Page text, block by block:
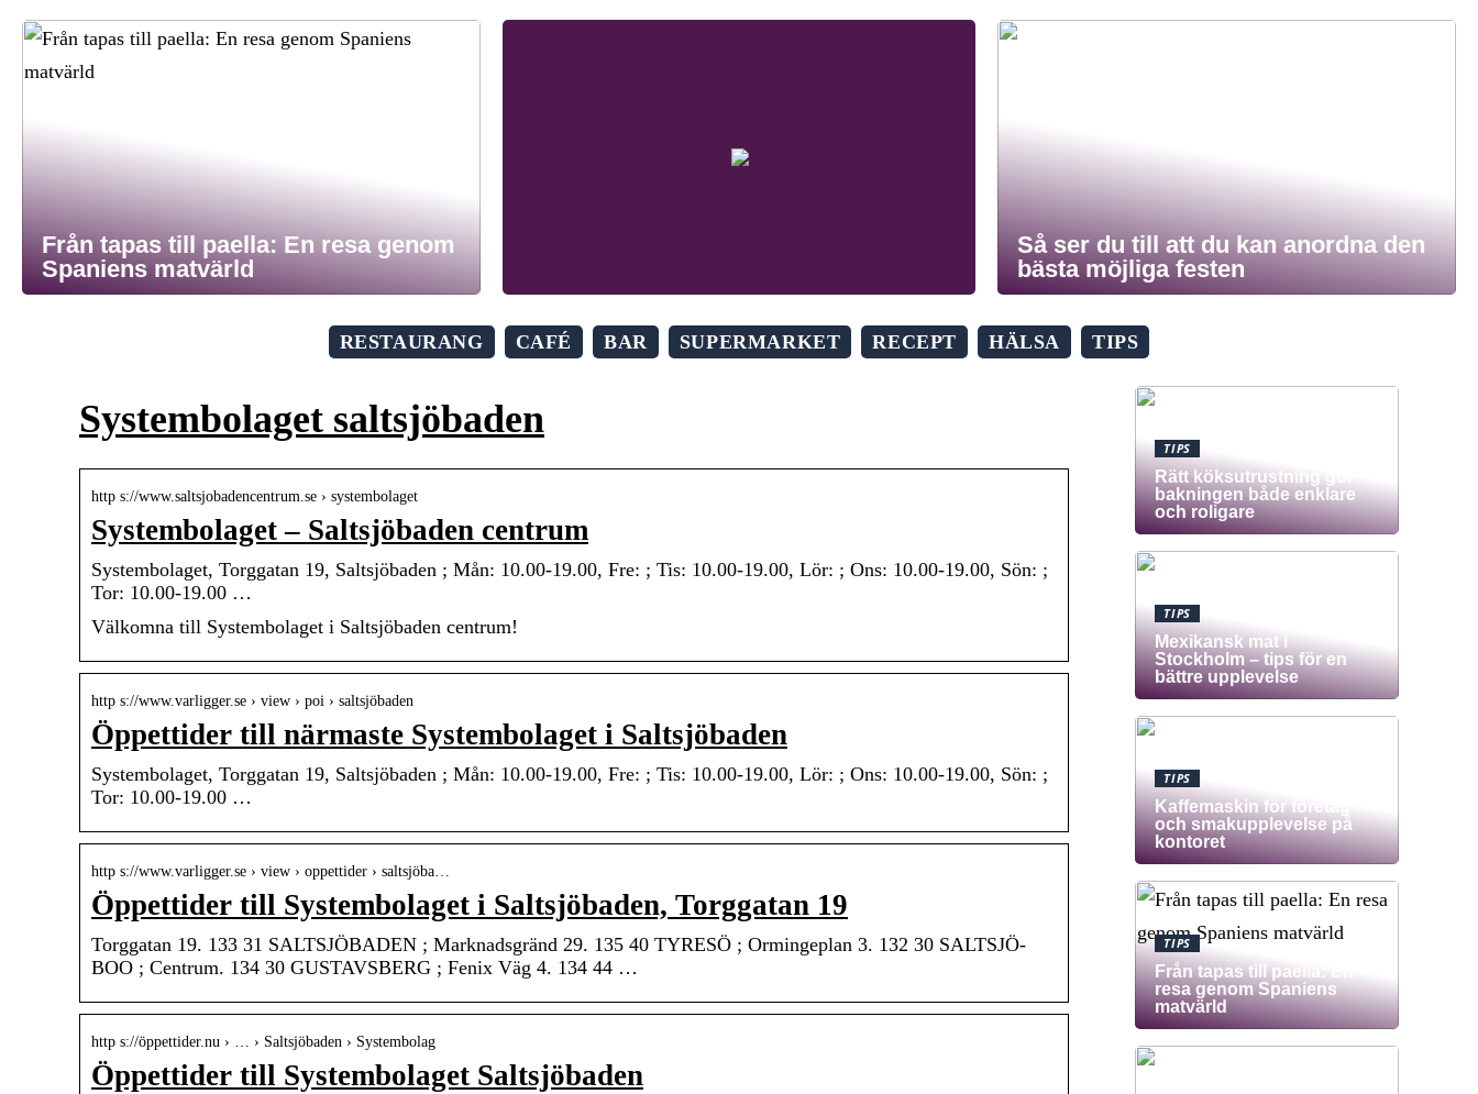
Från tapas till paella: En resa genom
Spaniens matvärld
Så ser du till att du kan anordna den
bästa möjliga festen
RESTAURANG CAFÉ BAR SUPERMARKET RECEPT HÄLSA TIPS
Systembolaget saltsjöbaden
http s://www.saltsjobadencentrum.se › systembolaget
Systembolaget – Saltsjöbaden centrum
Systembolaget, Torggatan 19, Saltsjöbaden ; Mån: 10.00-19.00, Fre: ; Tis: 10.00-19.00, Lör: ; Ons: 10.00-19.00, Sön: ;
Tor: 10.00-19.00 …
Välkomna till Systembolaget i Saltsjöbaden centrum!
http s://www.varligger.se › view › poi › saltsjöbaden
Öppettider till närmaste Systembolaget i Saltsjöbaden
Systembolaget, Torggatan 19, Saltsjöbaden ; Mån: 10.00-19.00, Fre: ; Tis: 10.00-19.00, Lör: ; Ons: 10.00-19.00, Sön: ;
Tor: 10.00-19.00 …
http s://www.varligger.se › view › oppettider › saltsjöba…
Öppettider till Systembolaget i Saltsjöbaden, Torggatan 19
Torggatan 19. 133 31 SALTSJÖBADEN ; Marknadsgränd 29. 135 40 TYRESÖ ; Ormingeplan 3. 132 30 SALTSJÖ-
BOO ; Centrum. 134 30 GUSTAVSBERG ; Fenix Väg 4. 134 44 …
http s://öppettider.nu › … › Saltsjöbaden › Systembolag
Öppettider till Systembolaget Saltsjöbaden
TIPS
Rätt köksutrustning gör
bakningen både enklare
och roligare
TIPS
Mexikansk mat i
Stockholm – tips för en
bättre upplevelse
TIPS
Kaffemaskin för företag
och smakupplevelse på
kontoret
TIPS
Från tapas till paella: En
resa genom Spaniens
matvärld